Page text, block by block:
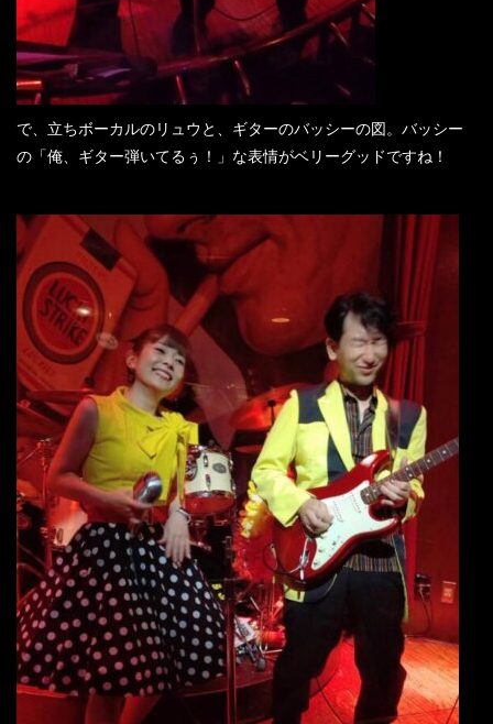
で、立ちボーカルのリュウと、ギターのバッシーの図。バッシー
の「俺、ギター弾いてるぅ！」な表情がベリーグッドですね！